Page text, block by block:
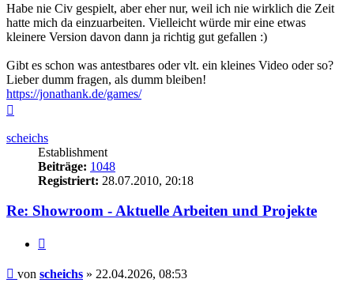
Habe nie Civ gespielt, aber eher nur, weil ich nie wirklich die Zeit
hatte mich da einzuarbeiten. Vielleicht würde mir eine etwas
kleinere Version davon dann ja richtig gut gefallen :)
Gibt es schon was antestbares oder vlt. ein kleines Video oder so?
Lieber dumm fragen, als dumm bleiben!
https://jonathank.de/games/
scheichs
Establishment
Beiträge: 1048
Registriert: 28.07.2010, 20:18
Re: Showroom - Aktuelle Arbeiten und Projekte
Beitrag
von scheichs » 22.04.2026, 08:53